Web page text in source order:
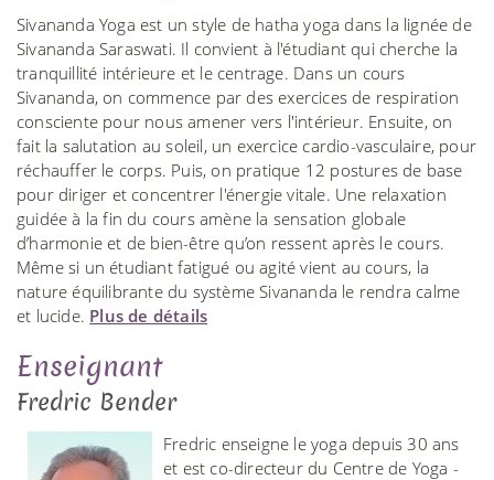
Sivananda Yoga est un style de hatha yoga dans la lignée de
Sivananda Saraswati. Il convient à l'étudiant qui cherche la
tranquillité intérieure et le centrage. Dans un cours
Sivananda, on commence par des exercices de respiration
consciente pour nous amener vers l'intérieur. Ensuite, on
fait la salutation au soleil, un exercice cardio-vasculaire, pour
réchauffer le corps. Puis, on pratique 12 postures de base
pour diriger et concentrer l'énergie vitale. Une relaxation
guidée à la fin du cours amène la sensation globale
d’harmonie et de bien-être qu’on ressent après le cours.
Même si un étudiant fatigué ou agité vient au cours, la
nature équilibrante du système Sivananda le rendra calme
et lucide. Plus de détails
Enseignant
Fredric Bender
Fredric enseigne le yoga depuis 30 ans
et est co-directeur du Centre de Yoga -